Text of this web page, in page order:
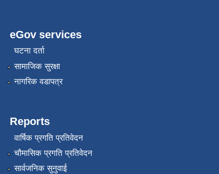
eGov services
घटना दर्ता
सामाजिक सुरक्षा
नागरिक वडापत्र
Reports
वार्षिक प्रगति प्रतिवेदन
चौमासिक प्रगति प्रतिवेदन
सार्वजनिक सुनुवाई